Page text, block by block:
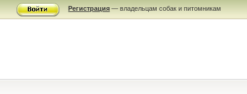
Регистрация — владельцам собак и питомникам